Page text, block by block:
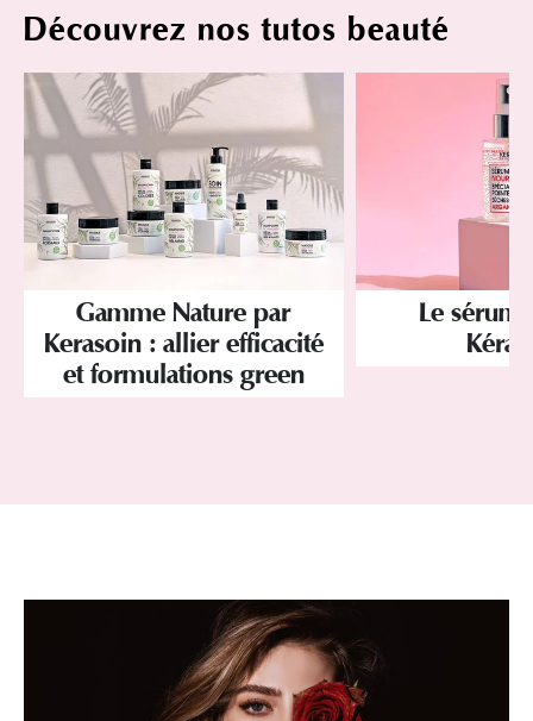
Découvrez nos tutos beauté
Gamme Nature par
Kerasoin : allier efficacité
et formulations green
Le sérum